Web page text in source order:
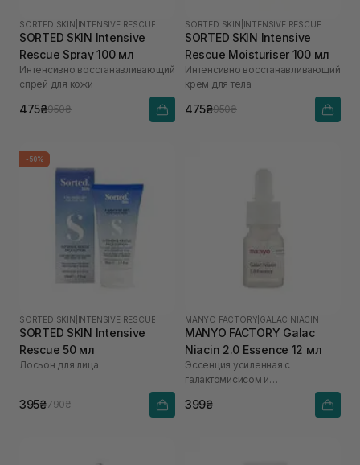
SORTED SKIN INTENSIVE RESCUE
SORTED SKIN Intensive
Rescue Spray 100 мл
Интенсивно восстанавливающий
спрей для кожи
475₴950₴
SORTED SKIN INTENSIVE RESCUE
SORTED SKIN Intensive
Rescue Moisturiser 100 мл
Интенсивно восстанавливающий
крем для тела
475₴950₴
-50%
SORTED SKIN INTENSIVE RESCUE
SORTED SKIN Intensive
Rescue 50 мл
Лосьон для лица
395₴790₴
MANYO FACTORY GALAC NIACIN
MANYO FACTORY Galac
Niacin 2.0 Essence 12 мл
Эссенция усиленная с
галактомисисом и
399₴